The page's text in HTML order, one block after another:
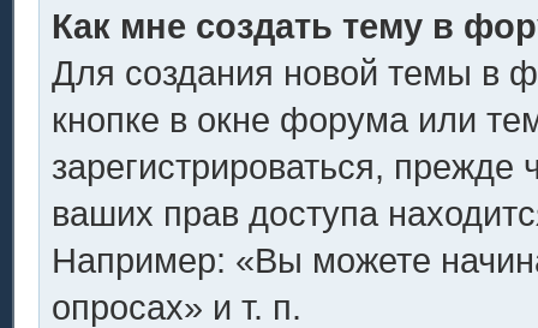
Как мне создать тему в
Для создания новой темы в
кнопке в окне форума или
зарегистрироваться,
ваших прав доступа
Например: «Вы можете
опросах» и т. п.